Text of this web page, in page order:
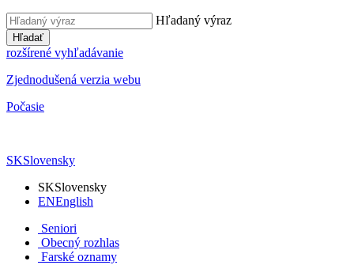
Hľadaný výraz
Hľadať
rozšírené vyhľadávanie
Zjednodušená verzia webu
Počasie
SKSlovensky
SKSlovensky
ENEnglish
Seniori
Obecný rozhlas
Farské oznamy